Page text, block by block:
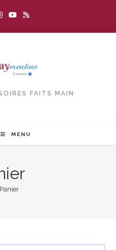
FAITS MAIN
MENU
Panier